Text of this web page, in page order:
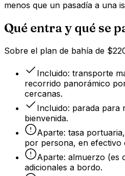
menos que un pasadía a una
Qué entra y qué se
Sobre el plan de bahía de
Incluido: transporte
recorrido panorámico
cercanas.
Incluido: parada para
bienvenida.
Aparte: tasa
por persona, en efectivo
Aparte: almuerzo (es
adicionales a bordo.